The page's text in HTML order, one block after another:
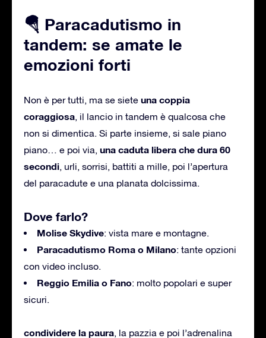
🪂 Paracadutismo in
tandem: se amate le
emozioni forti
Non è per tutti, ma se siete una coppia
coraggiosa, il lancio in tandem è qualcosa che
non si dimentica. Si parte insieme, si sale piano
piano… e poi via, una caduta libera che dura 60
secondi, urli, sorrisi, battiti a mille, poi l’apertura
del paracadute e una planata dolcissima.
Dove farlo?
Molise Skydive: vista mare e montagne.
Paracadutismo Roma o Milano: tante opzioni
con video incluso.
Reggio Emilia o Fano: molto popolari e super
sicuri.
condividere la paura, la pazzia e poi l’adrenalina